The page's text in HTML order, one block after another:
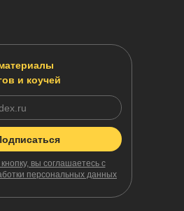
и коучей
вы соглашаетесь с
персональных данных